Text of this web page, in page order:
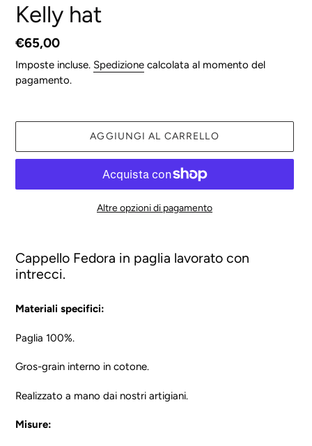
Kelly hat
Prezzo
di
listino
€65,00
Imposte incluse. Spedizione calcolata al momento del
pagamento.
AGGIUNGI AL CARRELLO
Altre opzioni di pagamento
del
prodotto
nel
Cappello Fedora in paglia lavorato con
intrecci.
Materiali specifici:
Paglia 100%.
Gros-grain interno in cotone.
Realizzato a mano dai nostri artigiani.
Misure: